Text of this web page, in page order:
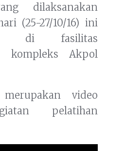
dilaksanakan
(25-27/10/16) ini
di fasilitas
kompleks Akpol
video
pelatihan